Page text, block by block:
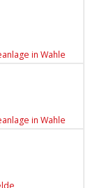
in Wahle
in Wahle